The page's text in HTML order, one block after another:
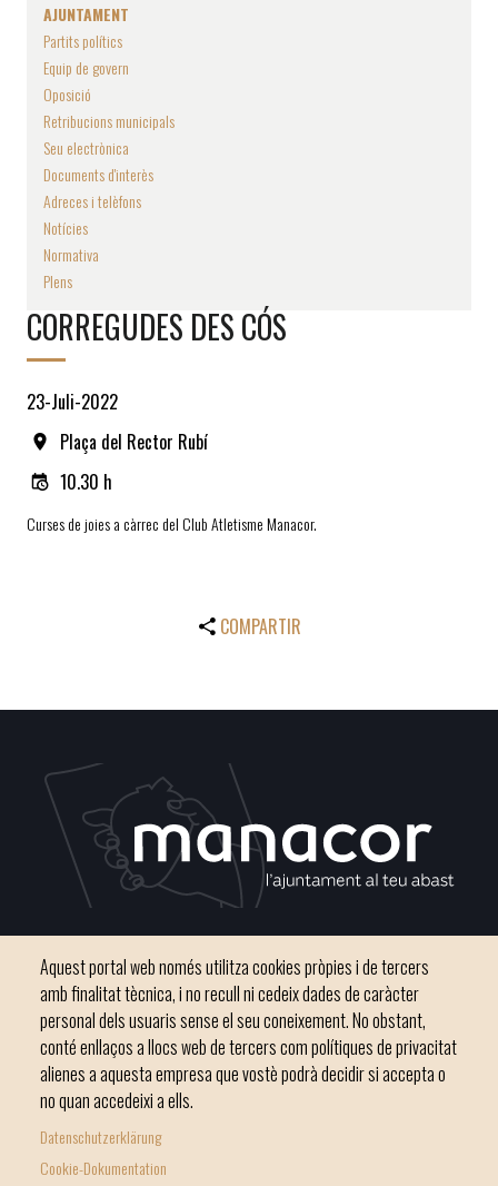
AJUNTAMENT
Partits polítics
Equip de govern
Oposició
Retribucions municipals
Seu electrònica
Documents d'interès
Adreces i telèfons
Notícies
Normativa
Plens
CORREGUDES DES CÓS
23-Juli-2022
Plaça del Rector Rubí
10.30 h
Curses de joies a càrrec del Club Atletisme Manacor.
COMPARTIR
Footer
Inici Ajuntament El nostre municipi
Phone 971 84 91 00 - CIF: P0703300D
Aquest portal web només utilitza cookies pròpies i de tercers
amb finalitat tècnica, i no recull ni cedeix dades de caràcter
personal dels usuaris sense el seu coneixement. No obstant,
conté enllaços a llocs web de tercers com polítiques de privacitat
alienes a aquesta empresa que vostè podrà decidir si accepta o
no quan accedeixi a ells.
Datenschutzerklärung
Cookie-Dokumentation